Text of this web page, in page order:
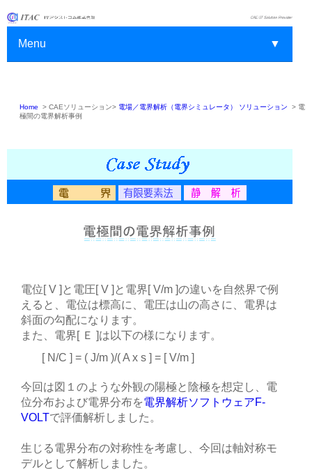
Menu ▼
▼
▼
Home > CAEソリューション> 電場／電界解析（電界シミュレータ） ソリューション > 電
極間の電界解析事例
電位[ V ]と電圧[ V ]と電界[ V/m ]の違いを自然界で例
えると、電位は標高に、電圧は山の高さに、電界は
斜面の勾配になります。
また、電界[ Ｅ ]は以下の様になります。
[ N/C ] = ( J/m )/( A x s ] = [ V/m ]
今回は図１のような外観の陽極と陰極を想定し、電
位分布および電界分布を電界解析ソフトウェアF-
VOLTで評価解析しました。
生じる電界分布の対称性を考慮し、今回は軸対称モ
デルとして解析しました。